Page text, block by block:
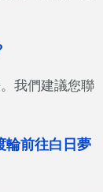
我們建議您聯
輪前往白日夢